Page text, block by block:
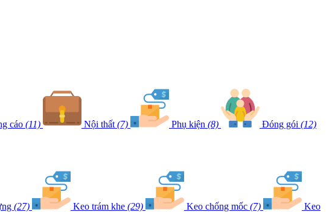
cáo (11) Nội thất (7) Phụ kiện (8) Đóng gói (12)
(27) Keo trám khe (29) Keo chống mốc (7) Keo